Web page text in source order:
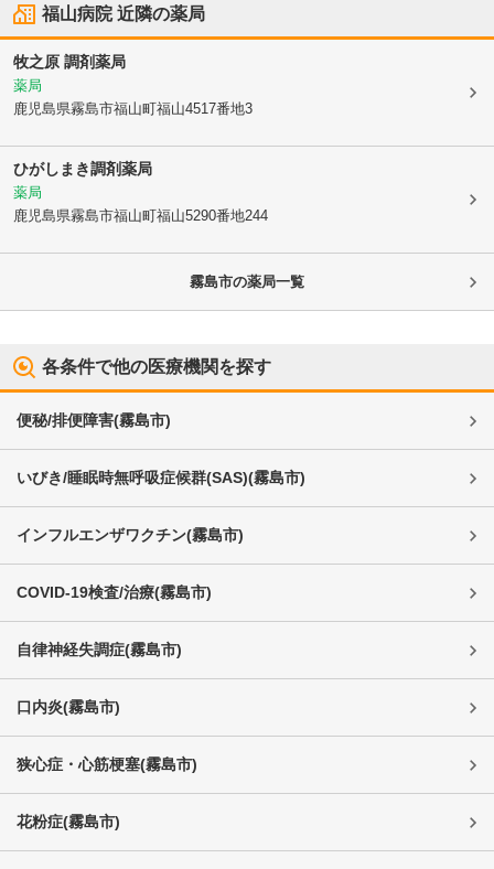
福山病院近隣の薬局
牧之原 調剤薬局
薬局
鹿児島県霧島市福山町福山4517番地3
ひがしまき調剤薬局
薬局
鹿児島県霧島市福山町福山5290番地244
霧島市の薬局一覧
各条件で他の医療機関を探す
便秘/排便障害(霧島市)
いびき/睡眠時無呼吸症候群(SAS)(霧島市)
インフルエンザワクチン(霧島市)
COVID-19検査/治療(霧島市)
自律神経失調症(霧島市)
口内炎(霧島市)
狭心症・心筋梗塞(霧島市)
花粉症(霧島市)